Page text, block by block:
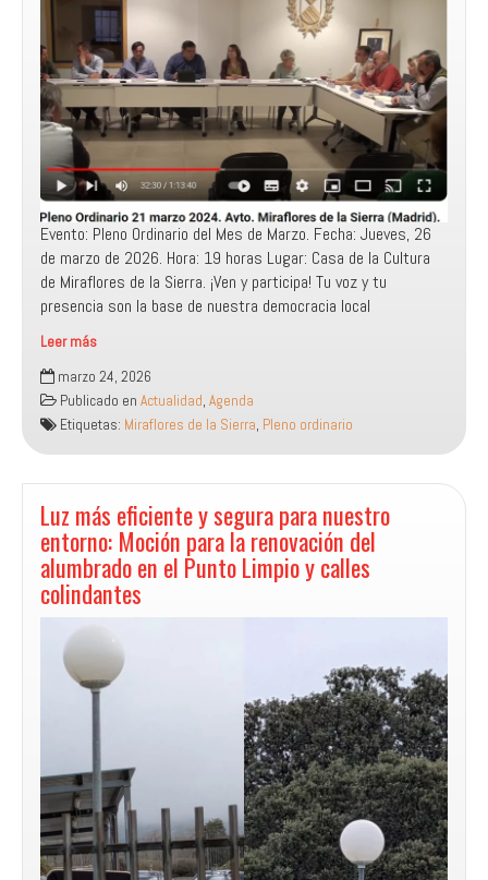
pública
y
la
mejora
del
alumbrado
Evento: Pleno Ordinario del Mes de Marzo. Fecha: Jueves, 26
de marzo de 2026. Hora: 19 horas Lugar: Casa de la Cultura
de Miraflores de la Sierra. ¡Ven y participa! Tu voz y tu
presencia son la base de nuestra democracia local
Leer más
Pleno
Ordinario
del
26
de
marzo
marzo 24, 2026
Publicado en Actualidad, Agenda
Etiquetas: Miraflores de la Sierra, Pleno ordinario
Luz más eficiente y segura para nuestro
entorno: Moción para la renovación del
alumbrado en el Punto Limpio y calles
colindantes